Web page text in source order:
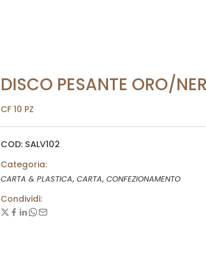
DISCO PESANTE ORO/
CF 10 PZ
COD: SALV102
Categoria:
CARTA & PLASTICA, CARTA, CONFEZIONAMENTO
Condividi: